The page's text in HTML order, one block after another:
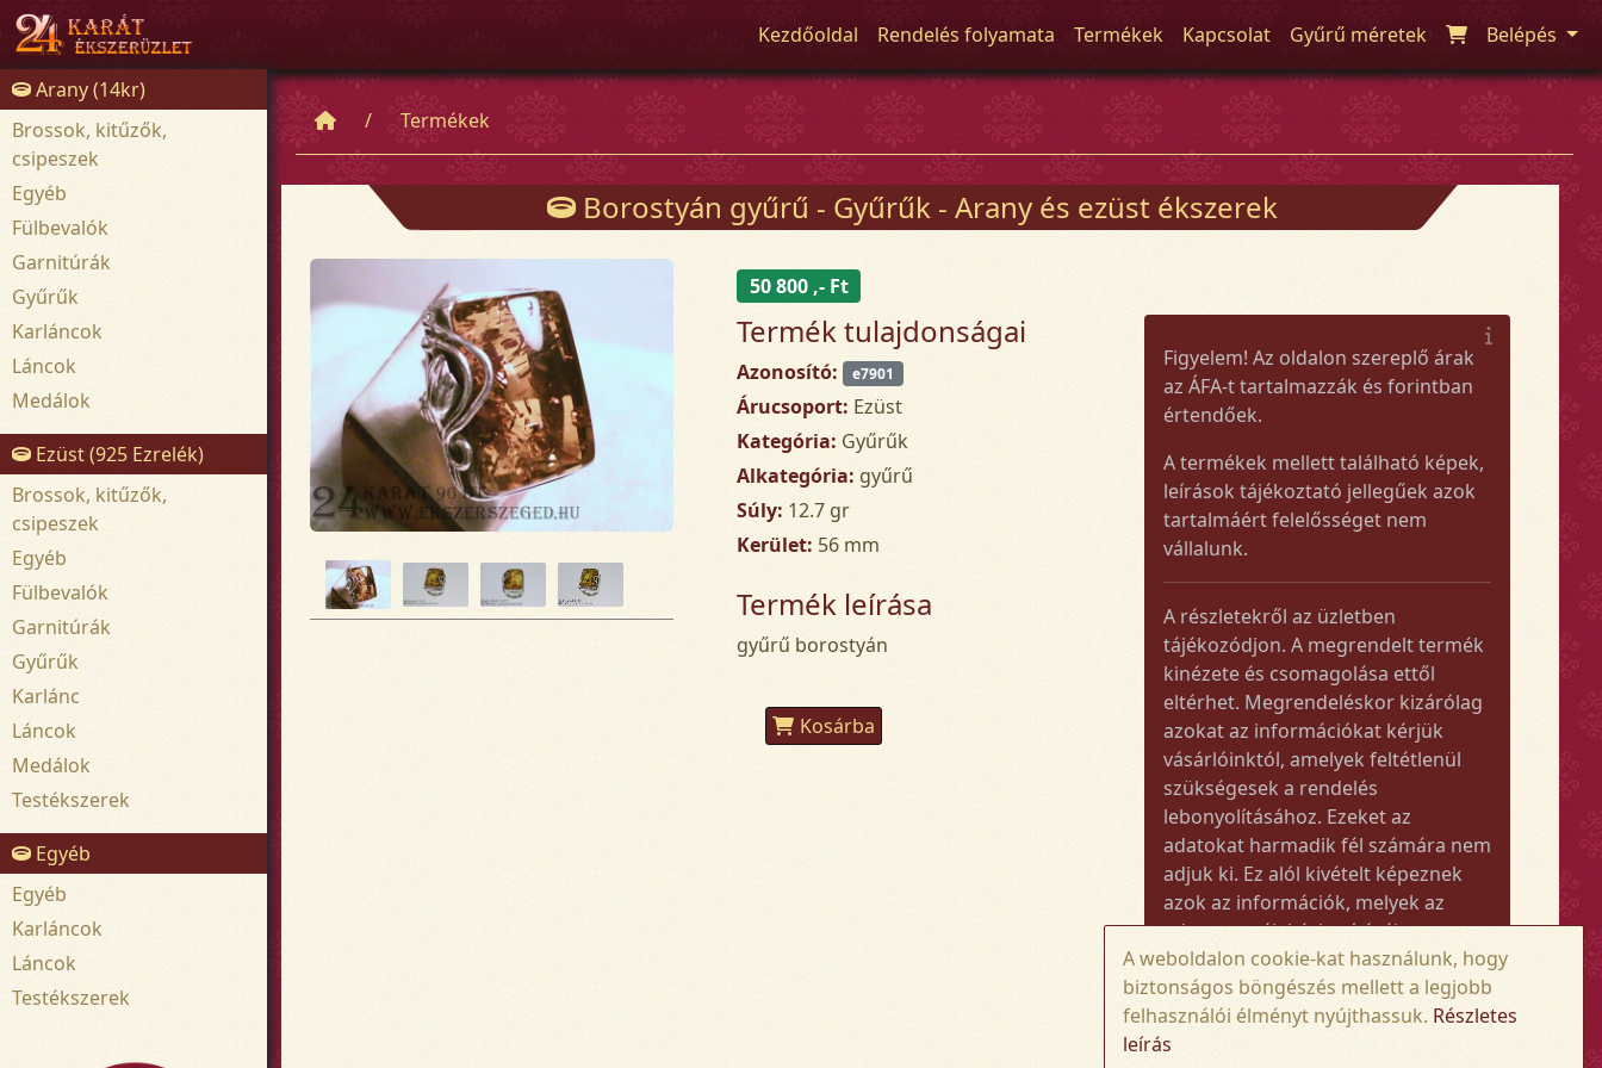
Kezdőoldal Rendelés folyamata Termékek Kapcsolat Gyűrű méretek Belépés
Arany (14kr)
Brossok, kitűzők,
csipeszek
Egyéb
Fülbevalók
Garnitúrák
Gyűrűk
Karláncok
Láncok
Medálok
Ezüst (925 Ezrelék)
Brossok, kitűzők,
csipeszek
Egyéb
Fülbevalók
Garnitúrák
Gyűrűk
Karlánc
Láncok
Medálok
Testékszerek
Egyéb
Egyéb
Karláncok
Láncok
Testékszerek
Termékek
Borostyán gyűrű - Gyűrűk - Arany és ezüst ékszerek
50 800 ,- Ft
Termék tulajdonságai
Azonosító: e7901
Árucsoport: Ezüst
Kategória: Gyűrűk
Alkategória: gyűrű
Súly: 12.7 gr
Kerület: 56 mm
Termék leírása
gyűrű borostyán
Kosárba
Figyelem! Az oldalon szereplő árak
az ÁFA-t tartalmazzák és forintban
értendőek.
A termékek mellett található képek,
leírások tájékoztató jellegűek azok
tartalmáért felelősséget nem
vállalunk.
A részletekről az üzletben
tájékozódjon. A megrendelt termék
kinézete és csomagolása ettől
eltérhet. Megrendeléskor kizárólag
azokat az információkat kérjük
vásárlóinktól, amelyek feltétlenül
szükségesek a rendelés
lebonyolításához. Ezeket az
adatokat harmadik fél számára nem
adjuk ki. Ez alól kivételt képeznek
azok az információk, melyek az
adott termék kézbesítéséhez vagy
kiszállításához szükségesek.
Amennyiben a megrendelt termék
összege meghaladja az 50.000 Ft-ot,
A weboldalon cookie-kat használunk, hogy
biztonságos böngészés mellett a legjobb
felhasználói élményt nyújthassuk. Részletes
leírás